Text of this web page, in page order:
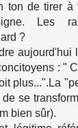
ton de tirer à
Les
?
aujourd'hui
: "
plus...".La
se
bien sûr).